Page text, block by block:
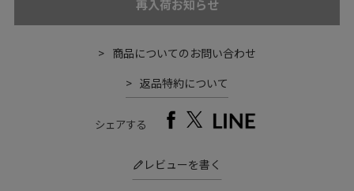
再入荷お知らせ
商品についてのお問い合わせ
返品特約について
シェアする
レビューを書く